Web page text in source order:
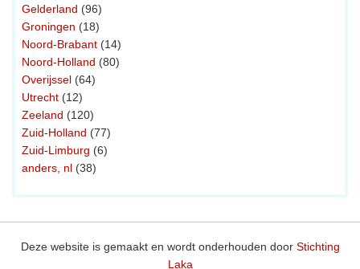
Gelderland (96)
Groningen (18)
Noord-Brabant (14)
Noord-Holland (80)
Overijssel (64)
Utrecht (12)
Zeeland (120)
Zuid-Holland (77)
Zuid-Limburg (6)
anders, nl (38)
Deze website is gemaakt en wordt onderhouden door Stichting
Laka